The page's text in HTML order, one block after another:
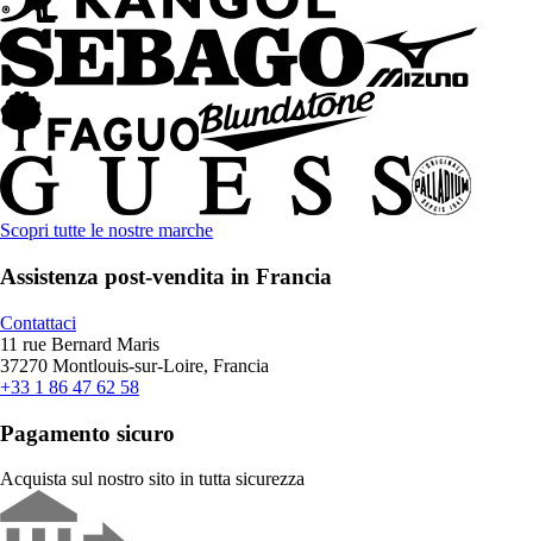
Scopri tutte le nostre marche
Assistenza post-vendita in Francia
Contattaci
11 rue Bernard Maris
37270 Montlouis-sur-Loire, Francia
+33 1 86 47 62 58
Pagamento sicuro
Acquista sul nostro sito in tutta sicurezza